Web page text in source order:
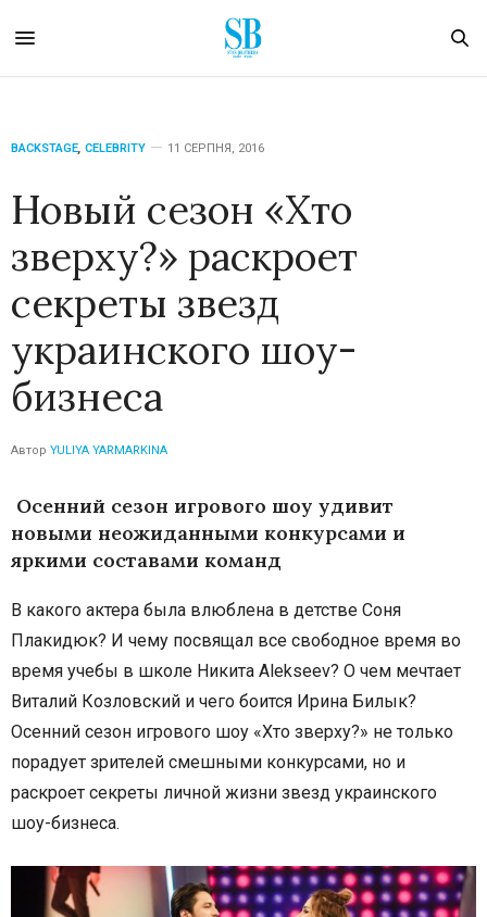
BACKSTAGE, CELEBRITY 11 СЕРПНЯ, 2016
Новый сезон «Хто
зверху?» раскроет
секреты звезд
украинского шоу-
бизнеса
Автор YULIYA YARMARKINA
Осенний сезон игрового шоу удивит
новыми неожиданными конкурсами и
яркими составами команд
В какого актера была влюблена в детстве Соня
Плакидюк? И чему посвящал все свободное время во
время учебы в школе Никита Alekseev? О чем мечтает
Виталий Козловский и чего боится Ирина Билык?
Осенний сезон игрового шоу «Хто зверху?» не только
порадует зрителей смешными конкурсами, но и
раскроет секреты личной жизни звезд украинского
шоу-бизнеса.